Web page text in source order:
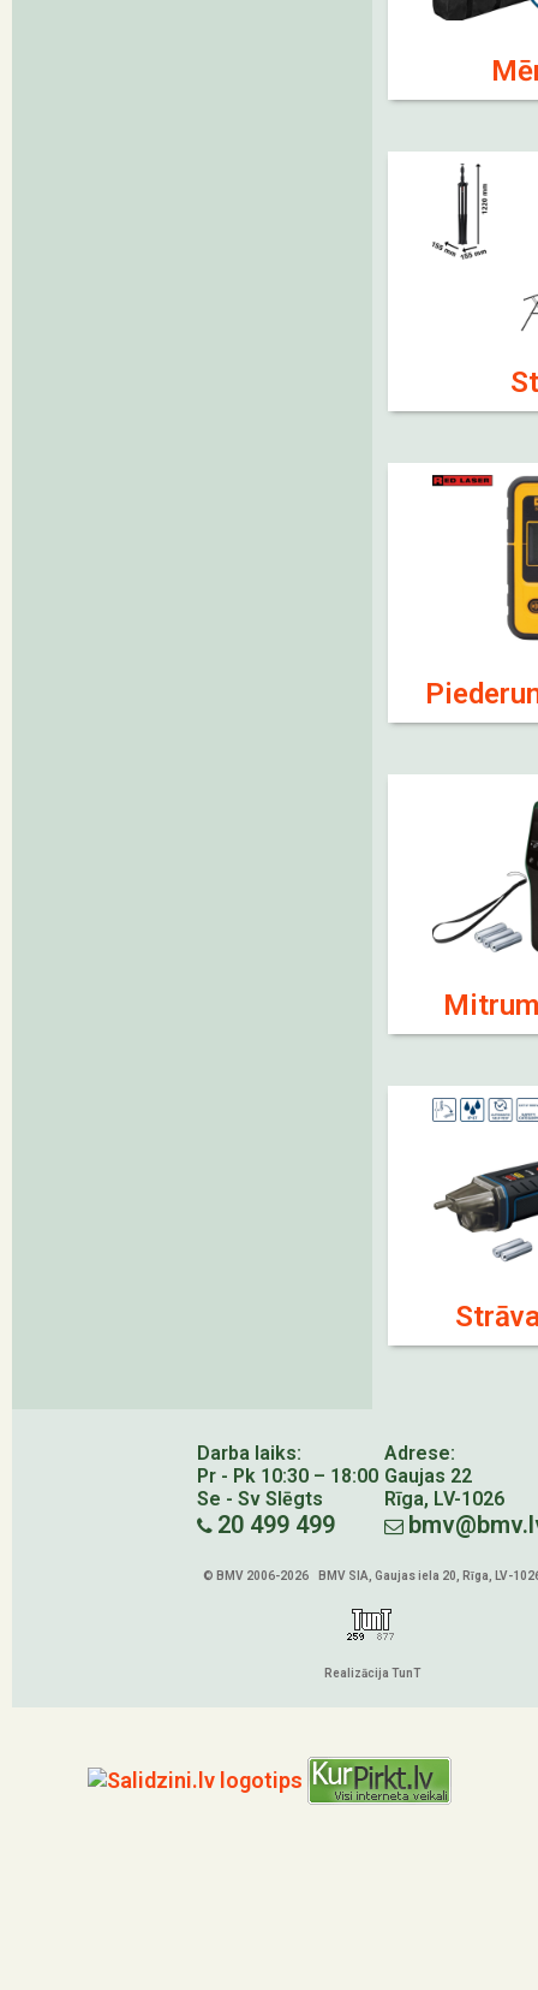
Darba laiks:
Pr - Pk 10:30 – 18:00
Se - Sv Slēgts
20 499 499
Adrese:
Gaujas 22
Rīga, LV-1026
© BMV 2006-2026 BMV SIA, Gaujas iela 20, Rīga, LV-
Realizācija TunT